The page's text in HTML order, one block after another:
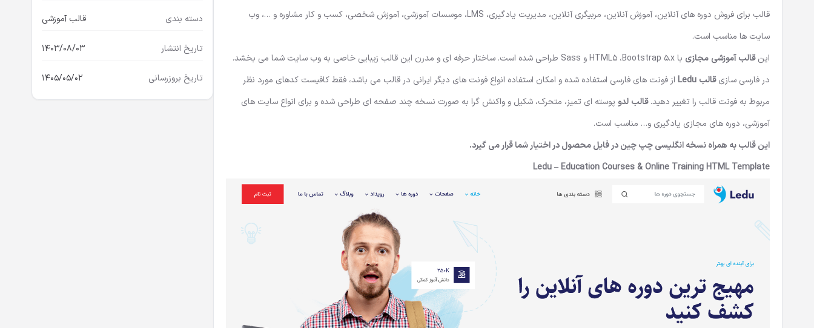
قالب برای فروش دوره های آنلاین، آموزش آنلاین، مربیگری آنلاین، مدیریت یادگیری، LMS، موسسات آموزشی، آموزش شخصی، کسب و کار مشاوره و …، وب
سایت ها مناسب است.
اینقالب آموزشی مجازی
با HTML5 ،Bootstrap 5.x و Sass طراحی شده است. ساختار حرفه ای و مدرن این قالب زیبایی خاصی به وب سایت شما می بخشد.
در فارسی سازیقالب Ledu
از فونت های فارسی استفاده شده و امکان استفاده انواع فونت های دیگر ایرانی در قالب می باشد، فقط کافیست کدهای مورد نظر
مربوط به فونت قالب را تغییر دهید.قالب لدو پوسته ای تمیز، متحرک، شکیل و واکنش گرا به صورت نسخه چند صفحه ای طراحی شده و برای انواع سایت های
آموزشی، دوره های مجازی یادگیری و… مناسب است.
این قالب به همراه نسخه انگلیسی چپ چین در فایل محصول در اختیار شما قرار می گیرد.
Ledu – Education Courses & Online Training HTML Template
دسته بندی قالب آموزشی
تاریخ انتشار 1403/08/03
تاریخ بروزرسانی 1405/05/02